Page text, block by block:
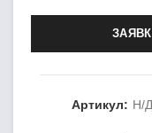
Артикул: Н/Д